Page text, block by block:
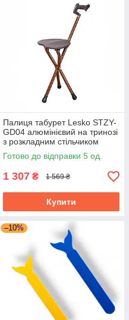
Палиця табурет Lesko STZY-
GD04 алюмінієвий на тринозі
з розкладним стільчиком
регулюється
Готово до відправки 5 од.
1 307 ₴ 1 569 ₴
Купити
–10%